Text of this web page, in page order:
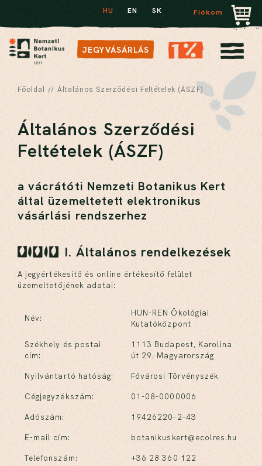
HU EN SK Fiókom
JEGYVÁSÁRLÁS
Főoldal // Általános Szerződési Feltételek (ÁSZF)
Általános Szerződési
Feltételek (ÁSZF)
a vácrátóti Nemzeti Botanikus Kert
által üzemeltetett elektronikus
vásárlási rendszerhez
I. Általános rendelkezések
A jegyértékesítő és online értékesítő felület
üzemeltetőjének adatai:
Név:
HUN-REN Ökológiai
Kutatóközpont
Székhely és postai
cím:
1113 Budapest, Karolina
út 29. Magyarország
Nyilvántartó hatóság: Fővárosi Törvényszék
Cégjegyzékszám: 01-08-0000006
Adószám: 19426220-2-43
E-mail cím: botanikuskert@ecolres.hu
Telefonszám: +36 28 360 122